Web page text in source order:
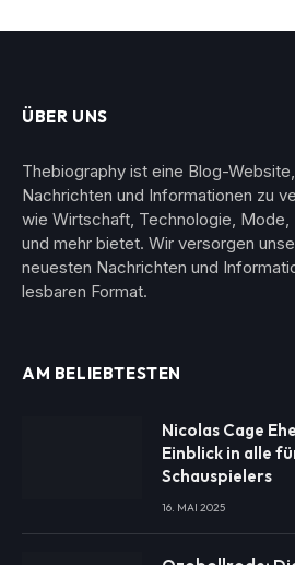
ÜBER UNS
Thebiography ist eine Blog-
Nachrichten und Informationen zu
wie Wirtschaft, Technologie, Mode,
und mehr bietet. Wir versorgen
neuesten Nachrichten und
lesbaren Format.
AM BELIEBTESTEN
Nicolas Cage
Einblick in alle
Schauspielers
16. MAI 2025